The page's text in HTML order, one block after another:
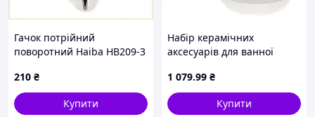
Гачок потрійний
поворотний Haiba HB209-3
210 ₴
Купити
Набір керамічних
аксесуарів для ванної
предмети DP218291 BonaDi
D7-2026
1 079.99 ₴
Купити